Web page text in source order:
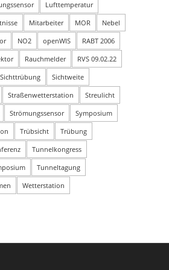
Lufttemperatur
Mitarbeiter MOR
Nebel
NO2 openWIS
RABT 2006
Rauchmelder
RVS 09.02.22
Sichttrübung
Sichtweite
Straßenwetterstation
Streulicht
Strömungssensor
Symposium
Trübsicht
Trübung
Tunnelkongress
Tunneltagung
Wetterstation